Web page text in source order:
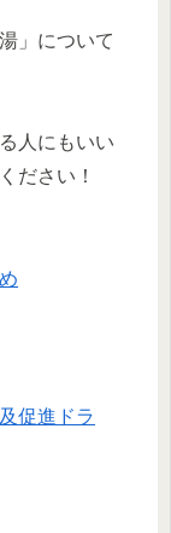
」について
人にもいい
ださい！
促進ドラ